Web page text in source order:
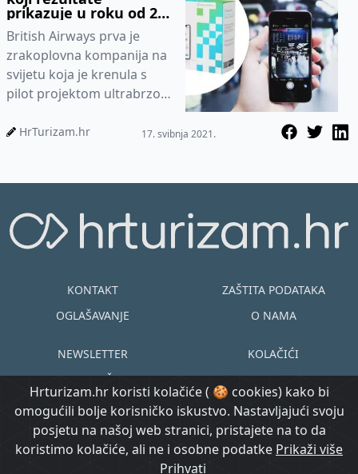
prikazuje u roku od 25
sekundi
British Airways prva je
zrakoplovna kompanija na
svijetu koja je krenula s
pilot projektom ultrabrzog
koji rezultate prikaz...
HrTurizam.hr 17. svibnja 2021.
Hrturizam.hr koristi kolačiće ( 🍪 cookies) kako bi
omogućili bolje korisničko iskustvo. Nastavljajući svoju
posjetu na našoj web stranici, pristajete na to da
koristimo kolačiće, ali ne i osobne podatke Prikaži više
Prihvati
KONTAKT
OGLAŠAVANJE
ZAŠTITA PODATAKA
O NAMA
NEWSLETTER
UVJETI KORIŠTENJA
KOLAČIĆI
EN HR
© Copyright
2015.-2026.
@ Created by
Morgan Code
Prijavi se